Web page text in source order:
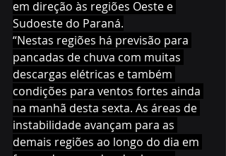
em direção às regiões Oeste e
Sudoeste do Paraná.
“Nestas regiões há previsão para
pancadas de chuva com muitas
descargas elétricas e também
condições para ventos fortes ainda
na manhã desta sexta. As áreas de
instabilidade avançam para as
demais regiões ao longo do dia em